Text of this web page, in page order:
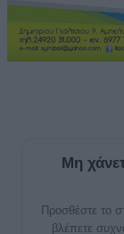
Μη
Προσθέστε το
βλέπετε